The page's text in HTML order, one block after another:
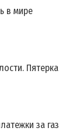
в мире
Пятерка
за газ